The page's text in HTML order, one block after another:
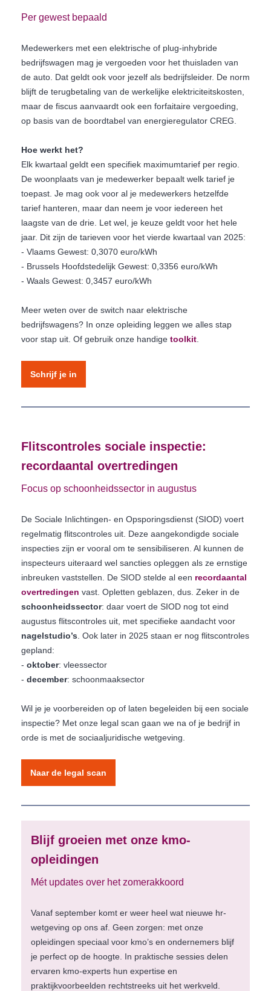
Per gewest bepaald
Medewerkers met een elektrische of plug-inhybride
bedrijfswagen mag je vergoeden voor het thuisladen van
de auto. Dat geldt ook voor jezelf als bedrijfsleider. De norm
blijft de terugbetaling van de werkelijke elektriciteitskosten,
maar de fiscus aanvaardt ook een forfaitaire vergoeding,
op basis van de boordtabel van energieregulator CREG.
Hoe werkt het?
Elk kwartaal geldt een specifiek maximumtarief per regio.
De woonplaats van je medewerker bepaalt welk tarief je
toepast. Je mag ook voor al je medewerkers hetzelfde
tarief hanteren, maar dan neem je voor iedereen het
laagste van de drie. Let wel, je keuze geldt voor het hele
jaar. Dit zijn de tarieven voor het vierde kwartaal van 2025:
- Vlaams Gewest: 0,3070 euro/kWh
- Brussels Hoofdstedelijk Gewest: 0,3356 euro/kWh
- Waals Gewest: 0,3457 euro/kWh
Meer weten over de switch naar elektrische
bedrijfswagens? In onze opleiding leggen we alles stap
voor stap uit. Of gebruik onze handige toolkit
Schrijf je in
Flitscontroles sociale inspectie:
recordaantal overtredingen
Focus op schoonheidssector in augustus
De Sociale Inlichtingen- en Opsporingsdienst (SIOD) voert
regelmatig flitscontroles uit. Deze aangekondigde sociale
inspecties zijn er vooral om te sensibiliseren. Al kunnen de
inspecteurs uiteraard wel sancties opleggen als ze ernstige
inbreuken vaststellen. De SIOD stelde al een recordaantal
overtredingen vast. Opletten geblazen, dus. Zeker in de
schoonheidssector: daar voert de SIOD nog tot eind
augustus flitscontroles uit, met specifieke aandacht voor
nagelstudio’s . Ook later in 2025 staan er nog flitscontroles
gepland:
- oktober: vleessector
- december: schoonmaaksector
Wil je je voorbereiden op of laten begeleiden bij een sociale
inspectie? Met onze legal scan gaan we na of je bedrijf in
orde is met de sociaaljuridische wetgeving.
Naar de legal scan
Blijf groeien met onze kmo-
opleidingen
Mét updates over het zomerakkoord
Vanaf september komt er weer heel wat nieuwe hr-
wetgeving op ons af. Geen zorgen: met onze
opleidingen speciaal voor kmo’s en ondernemers blijf
je perfect op de hoogte. In praktische sessies delen
ervaren kmo-experts hun expertise en
praktijkvoorbeelden rechtstreeks uit het werkveld.